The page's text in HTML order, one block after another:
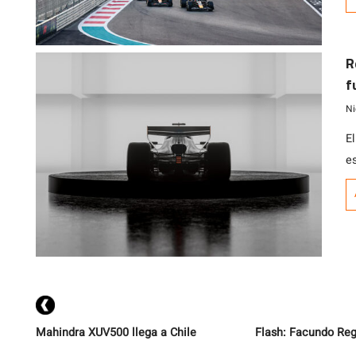
Mahindra XUV500 llega a Chile Flash: Facundo